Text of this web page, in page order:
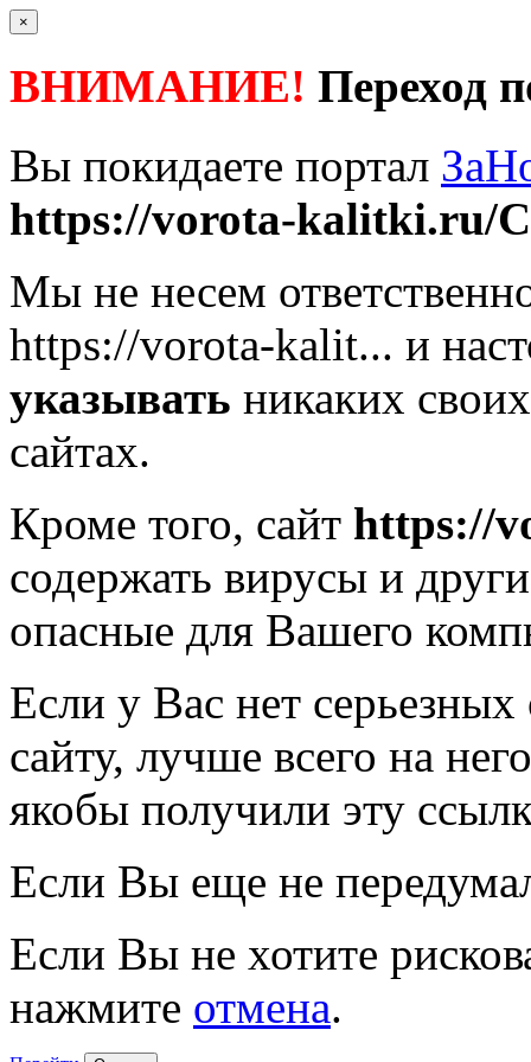
×
ВНИМАНИЕ! Переход
Вы покидаете портал
https://vorota-kalitki.ru/
Мы не несем
https://vorota-kalit... и
указывать никаких
сайтах.
Кроме того, сайт https://
содержать вирусы и
опасные для Вашего
Если у Вас нет
сайту, лучше всего на
якобы получили эту
Если Вы еще не
Если Вы не хотите
нажмите отмена.